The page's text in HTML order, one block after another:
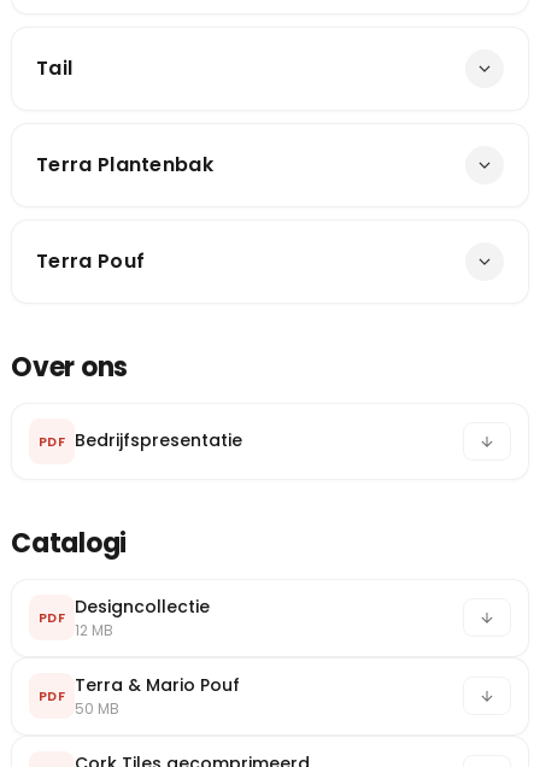
Tail
Terra Plantenbak
Terra Pouf
Over ons
PDF Bedrijfspresentatie
Catalogi
PDF Designcollectie
12 MB
PDF Terra & Mario Pouf
50 MB